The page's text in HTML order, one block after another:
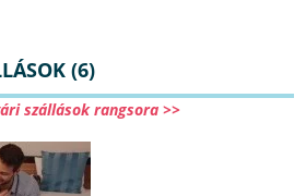
(6)
szállások rangsora >>